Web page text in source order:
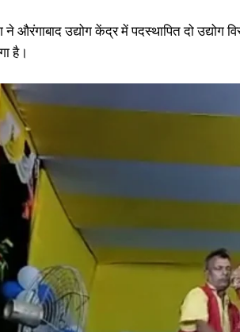
ने औरंगाबाद उद्योग केंद्र में पदस्थापित दो
है।